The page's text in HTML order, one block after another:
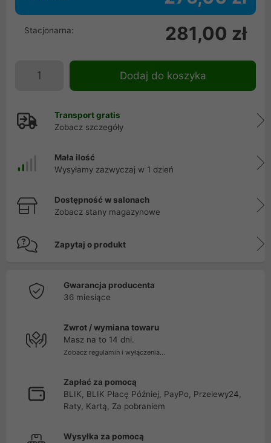
Stacjonarna: 281,00 zł
Dodaj do koszyka
Transport gratis
Zobacz szczegóły
Mała ilość
Wysyłamy zazwyczaj w 1 dzień
Dostępność w salonach
Zobacz stany magazynowe
Zapytaj o produkt
Gwarancja producenta
36 miesiące
Zwrot / wymiana towaru
Masz na to 14 dni.
Zobacz regulamin i wyłączenia...
Zapłać za pomocą
BLIK, BLIK Płacę Później, PayPo, Przelewy24,
Raty, Kartą, Za pobraniem
Wysyłka za pomocą